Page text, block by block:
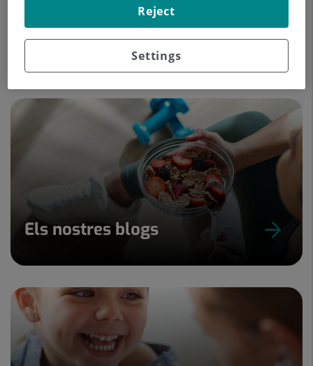
agents responsables de l'assistència oncològica, d'acord amb
les guies proposades per les diferents Societats Científiques
tant nacionals com a internacionals.
Els nostres blogs
Settings
Reject